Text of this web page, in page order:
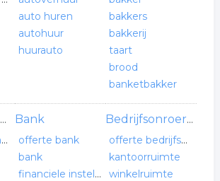
auto huren
autohuur
huurauto
bakkers
bakkerij
taart
brood
banketbakker
Bandencentrum
offerte bandencentrum
Bank
offerte bank
bank
financiele instelling
Bedrijfsonroerend goed
offerte bedrijfsonroerend goed
kantoorruimte
winkelruimte